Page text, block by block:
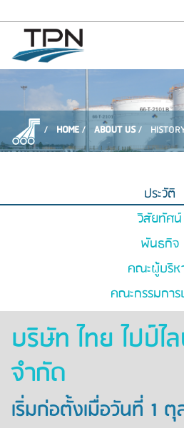
HOME ABOUT US
ประวัติ
วิสัยทัศน์
พันธกิจ
คณะผู้บริห
คณะกรรมกา
บริษัท ไทย ไปป์ไ
จำกัด
เริ่มก่อตั้งเมื่อวันที่ 1